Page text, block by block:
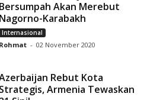
Bersumpah Akan Merebut
Nagorno-Karabakh
Internasional
Rohmat - 02 November 2020
Rebut Kota
Strategis, Armenia Tewaskan